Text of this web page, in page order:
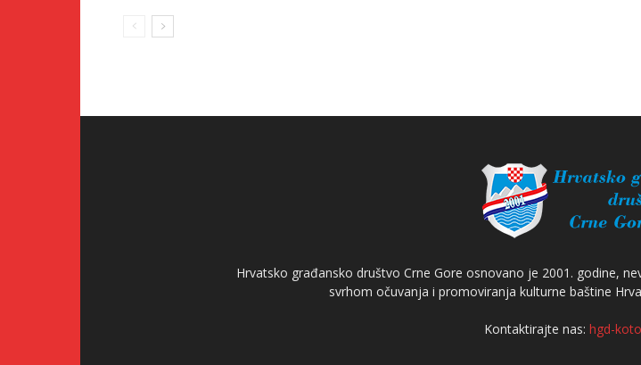
Hrvatsko građansko društvo Crne Gore osnovano je 2001. godine,
svrhom očuvanja i promoviranja kulturne baštine
Kontaktirajte nas: hgd-